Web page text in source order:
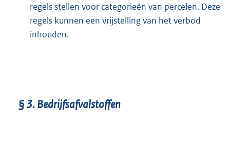
regels stellen voor categorieën van percelen. Deze
regels kunnen een vrijstelling van het verbod
inhouden.
§ 3. Bedrijfsafvalstoffen